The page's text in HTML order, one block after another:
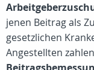
jenen Beitrag als
gesetzlichen
Angestellten